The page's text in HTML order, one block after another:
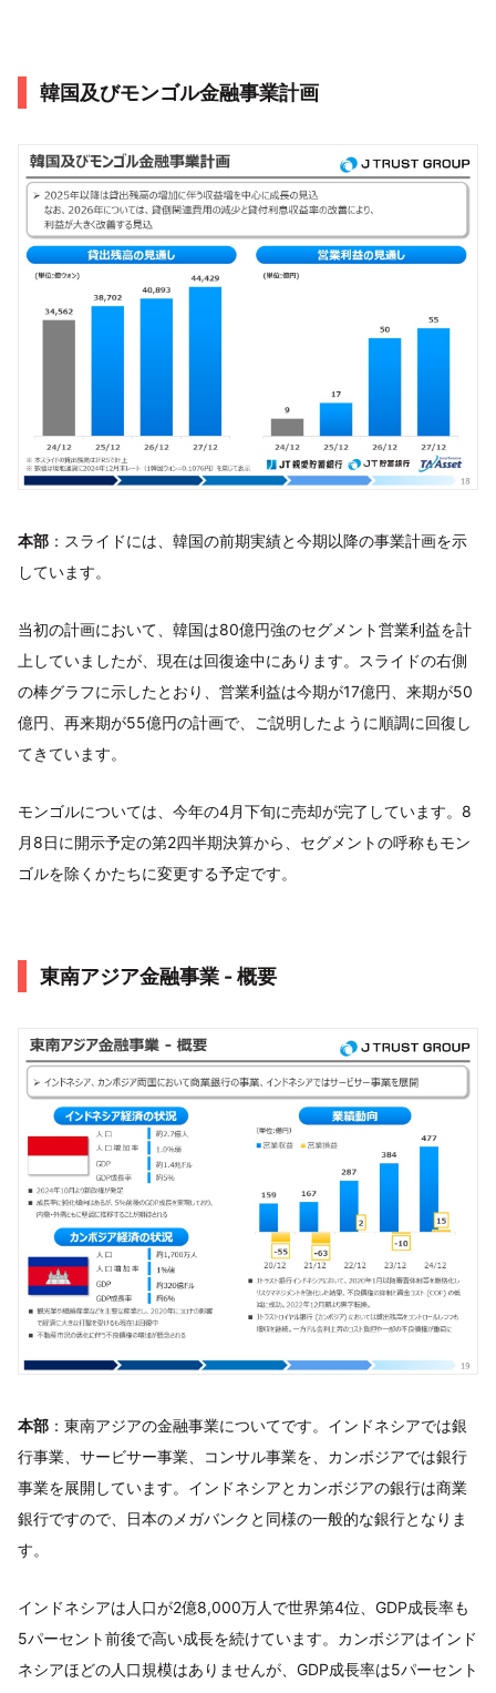
韓国及びモンゴル金融事業計画
本部 ：スライドには、韓国の前期実績と今期以降の事業計画を示
しています。
当初の計画において、韓国は80億円強のセグメント営業利益を計
上していましたが、現在は回復途中にあります。スライドの右側
の棒グラフに示したとおり、営業利益は今期が17億円、来期が50
億円、再来期が55億円の計画で、ご説明したように順調に回復し
てきています。
モンゴルについては、今年の4月下旬に売却が完了しています。8
月8日に開示予定の第2四半期決算から、セグメントの呼称もモン
ゴルを除くかたちに変更する予定です。
東南アジア金融事業 - 概要
本部 ：東南アジアの金融事業についてです。インドネシアでは銀
行事業、サービサー事業、コンサル事業を、カンボジアでは銀行
事業を展開しています。インドネシアとカンボジアの銀行は商業
銀行ですので、日本のメガバンクと同様の一般的な銀行となりま
す。
インドネシアは人口が2億8,000万人で世界第4位、GDP成長率も
5パーセント前後で高い成長を続けています。カンボジアはインド
ネシアほどの人口規模はありませんが、GDP成長率は5パーセント